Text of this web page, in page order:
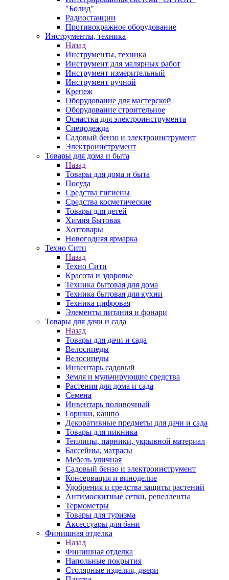
"Болид"
Радиостанции
Противокражное оборудование
Инструменты, техника
Назад
Инструменты, техника
Инструмент для малярных работ
Инструмент измерительный
Инструмент ручной
Крепеж
Оборудование для мастерской
Оборудование строительное
Оснастка для электроинструмента
Спецодежда
Садовый бензо и электроинструмент
Электроинструмент
Товары для дома и быта
Назад
Товары для дома и быта
Посуда
Средства гигиены
Средства косметические
Товары для детей
Химия Бытовая
Хозтовары
Новогодняя ярмарка
Техно Сити
Назад
Техно Сити
Красота и здоровье
Техника бытовая для дома
Техника бытовая для кухни
Техника цифровая
Элементы питания и фонари
Товары для дачи и сада
Назад
Товары для дачи и сада
Велосипеды
Велосипеды
Инвентарь садовый
Земля и мульчирующие средства
Растения для дома и сада
Семена
Инвентарь поливочный
Горшки, кашпо
Декоративные предметы для дачи и сада
Товары для пикника
Теплицы, парники, укрывной материал
Бассейны, матрасы
Мебель уличная
Садовый бензо и электроинструмент
Консервация и виноделие
Удобрения и средства защиты растений
Антимоскитные сетки, репелленты
Термометры
Товары для туризма
Аксессуары для бани
Финишная отделка
Назад
Финишная отделка
Напольные покрытия
Столярные изделия, двери